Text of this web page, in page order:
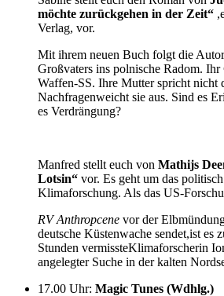
möchte zurückgehen in der Zeit“
Verlag, vor.
Mit ihrem neuen Buch folgt die
Großvaters ins polnische Radom.
Waffen-SS. Ihre Mutter spricht nicht
Nachfragenweicht sie aus. Sind es
es Verdrängung?
Manfred stellt euch von Mathijs
Lotsin“ vor. Es geht um das
Klimaforschung. Als das US-
RV Anthropcene vor der
deutsche Küstenwache sendet,ist es
Stunden vermissteKlimaforscherin
angelegter Suche in der kalten
17.00 Uhr: Magic Tunes (Wdhlg.)